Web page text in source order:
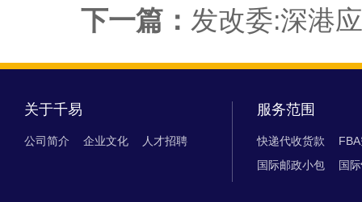
下一篇： 发改委:深港
关于千易
公司简介 企业文化 人才招聘
服务范围
快递代收货款
国际邮政小包
国